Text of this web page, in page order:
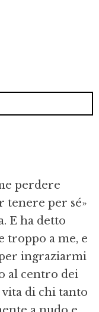
perdere
tenere per sé»
E ha detto
troppo a me, e
ingraziarmi
al centro dei
vita di chi tanto